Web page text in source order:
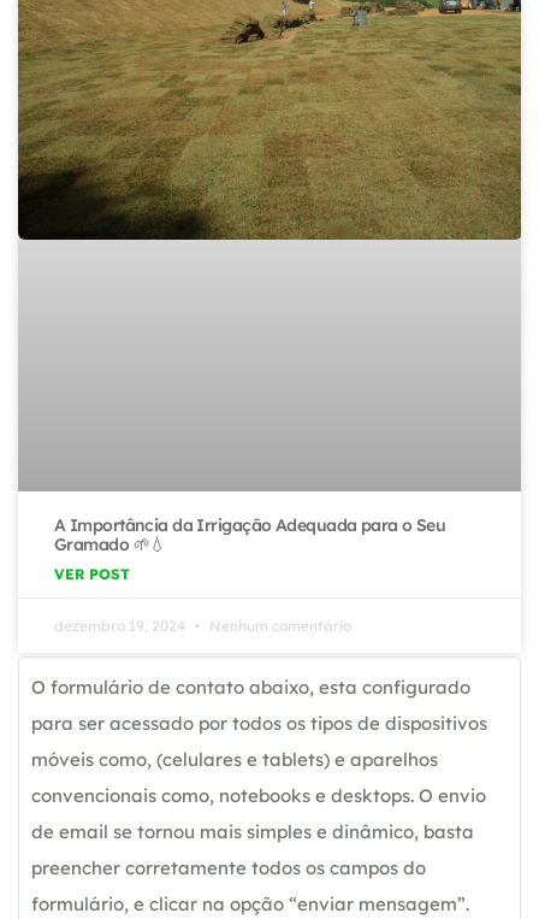
A Importância da Irrigação Adequada para o Seu
Gramado 🌱💧
VER POST
dezembro 19, 2024 Nenhum comentário
O formulário de contato abaixo, esta configurado
para ser acessado por todos os tipos de dispositivos
móveis como, (celulares e tablets) e aparelhos
convencionais como, notebooks e desktops. O envio
de email se tornou mais simples e dinâmico, basta
preencher corretamente todos os campos do
formulário, e clicar na opção “enviar mensagem”.